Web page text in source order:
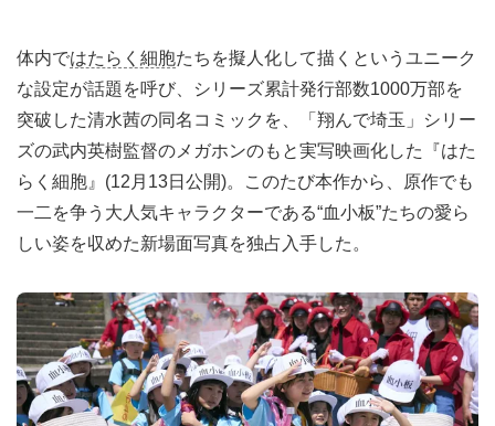
体内ではたらく細胞たちを擬人化して描くというユニーク
な設定が話題を呼び、シリーズ累計発行部数1000万部を
突破した清水茜の同名コミックを、「翔んで埼玉」シリー
ズの武内英樹監督のメガホンのもと実写映画化した『はた
らく細胞』(12月13日公開)。このたび本作から、原作でも
一二を争う大人気キャラクターである“血小板”たちの愛ら
しい姿を収めた新場面写真を独占入手した。